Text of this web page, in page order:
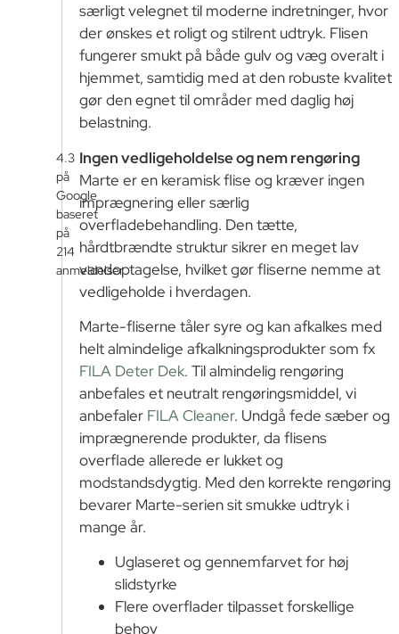
4.3
på
Google
baseret
på
214
anmeldelser
særligt velegnet til moderne indretninger, hvor
der ønskes et roligt og stilrent udtryk. Flisen
fungerer smukt på både gulv og væg overalt i
hjemmet, samtidig med at den robuste kvalitet
gør den egnet til områder med daglig høj
belastning.
Ingen vedligeholdelse og nem rengøring
Marte er en keramisk flise og kræver ingen
imprægnering eller særlig
overfladebehandling. Den tætte,
hårdtbrændte struktur sikrer en meget lav
vandoptagelse, hvilket gør fliserne nemme at
vedligeholde i hverdagen.
Marte-fliserne tåler syre og kan afkalkes med
helt almindelige afkalkningsprodukter som fx
FILA Deter Dek. Til almindelig rengøring
anbefales et neutralt rengøringsmiddel, vi
anbefaler FILA Cleaner. Undgå fede sæber og
imprægnerende produkter, da flisens
overflade allerede er lukket og
modstandsdygtig. Med den korrekte rengøring
bevarer Marte-serien sit smukke udtryk i
mange år.
Uglaseret og gennemfarvet for høj
slidstyrke
Flere overflader tilpasset forskellige
behov